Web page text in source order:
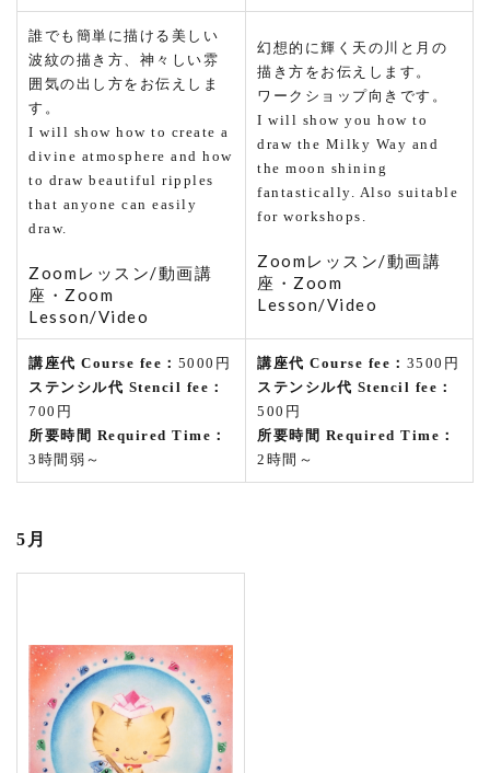
誰でも簡単に描ける美しい
波紋の描き方、神々しい雰
囲気の出し方をお伝えしま
す。
I will show how to create a
divine atmosphere and how
to draw beautiful ripples
that anyone can easily
draw.
Zoomレッスン/動画講
座・Zoom
Lesson/Video
幻想的に輝く天の川と月の
描き方をお伝えします。
ワークショップ向きです。
I will show you how to
draw the Milky Way and
the moon shining
fantastically. Also suitable
for workshops.
Zoomレッスン/動画講
座・Zoom
Lesson/Video
講座代 Course fee： 5000円
ステンシル代 Stencil fee：
700円
所要時間 Required Time：
3時間弱～
講座代 Course fee： 3500円
ステンシル代 Stencil fee：
500円
所要時間 Required Time：
2時間～
5月